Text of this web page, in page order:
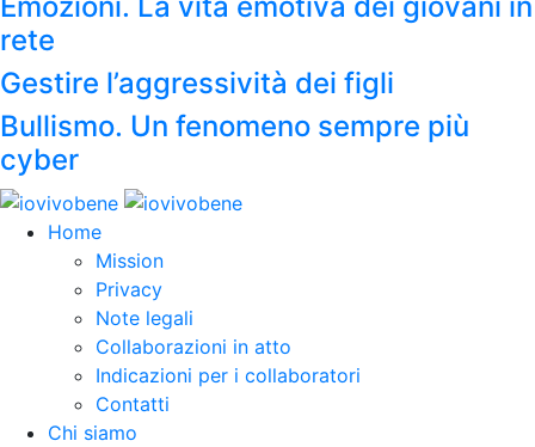
rete
Gestire l’aggressività dei figli
Bullismo. Un fenomeno sempre più
cyber
Home
Mission
Privacy
Note legali
Collaborazioni in atto
Indicazioni per i collaboratori
Contatti
Chi siamo